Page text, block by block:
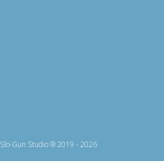
Slo-Gun Studio ® 2019 - 2026